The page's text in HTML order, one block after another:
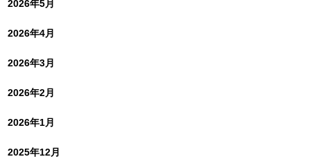
2026年5月
2026年4月
2026年3月
2026年2月
2026年1月
2025年12月